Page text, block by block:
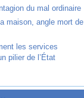
du mal ordinaire
maison, angle mort de
les services
pilier de l’État